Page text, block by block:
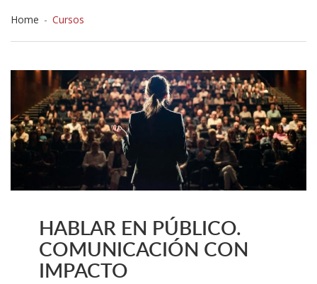
Home - Cursos
HABLAR EN PÚBLICO.
COMUNICACIÓN CON
IMPACTO